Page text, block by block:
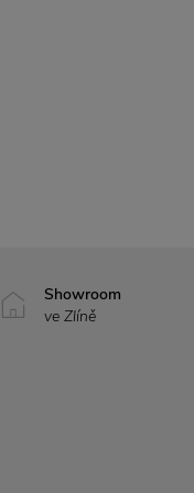
Showroom
ve Zlíně